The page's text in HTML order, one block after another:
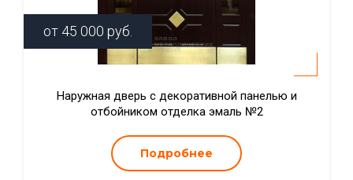
от 45 000 руб.
Наружная дверь с декоративной панелью и
отбойником отделка эмаль №2
Подробнее